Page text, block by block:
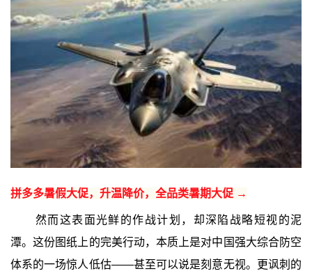
拼多多暑假大促，升温降价，全品类暑期大促 →
然而这表面光鲜的作战计划，却深陷战略短视的泥
潭。这份图纸上的完美行动，本质上是对中国强大综合防空
体系的一场惊人低估——甚至可以说是刻意无视。更讽刺的